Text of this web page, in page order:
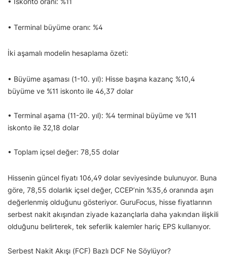
• Terminal büyüme oranı: %4
İki aşamalı modelin hesaplama özeti:
• Büyüme aşaması (1-10. yıl): Hisse başına kazanç %10,4
büyüme ve %11 iskonto ile 46,37 dolar
• Terminal aşama (11-20. yıl): %4 terminal büyüme ve %11
iskonto ile 32,18 dolar
• Toplam içsel değer: 78,55 dolar
Hissenin güncel fiyatı 106,49 dolar seviyesinde bulunuyor. Buna
göre, 78,55 dolarlık içsel değer, CCEP’nin %35,6 oranında aşırı
değerlenmiş olduğunu gösteriyor. GuruFocus, hisse fiyatlarının
serbest nakit akışından ziyade kazançlarla daha yakından ilişkili
olduğunu belirterek, tek seferlik kalemler hariç EPS kullanıyor.
Serbest Nakit Akışı (FCF) Bazlı DCF Ne Söylüyor?